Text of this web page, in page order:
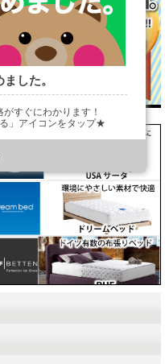
した。
すぐにわかります！
」アイコンをタップ★
@901ptzjz